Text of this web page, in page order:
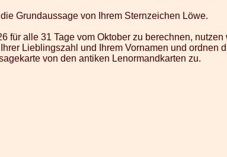
Grundaussage von Ihrem Sternzeichen Löwe.
für alle 31 Tage vom Oktober zu berechnen,
Lieblingszahl und Ihrem Vornamen und ordnen
von den antiken Lenormandkarten zu.